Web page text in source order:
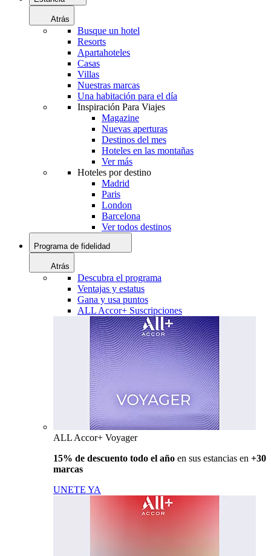
Atrás
Busque un hotel
Resorts
Apartahoteles
Casas
Villas
Nuestras marcas
Una habitación para el día
Inspiración Para Viajes
Magazine
Nuevas aperturas
Destinos del mes
Hoteles en las montañas
Ver más
Hoteles por destino
Madrid
Paris
London
Barcelona
Ver todos destinos
Programa de fidelidad
Atrás
Descubra el programa
Ventajas y estatus
Gana y usa puntos
ALL Accor+ Suscripciones
ALL Accor+ Voyager
15% de descuento todo el año en sus estancias en +30
marcas
UNETE YA